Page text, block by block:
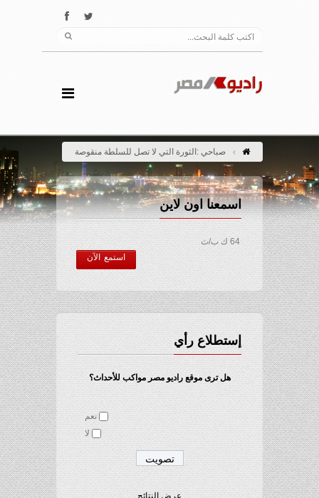
صباحي :الثورة التي لا تصل للسلطة منقوصة
اسمعنا اون لاين
64 ك ب/ث
استمع الآن
إستطلاع رأي
هل ترى موقع راديو مصر مواكب للأحداث؟
نعم
لا
عرض النتائج